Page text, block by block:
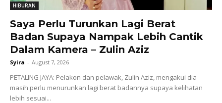
HIBURAN
Saya Perlu Turunkan Lagi Berat
Badan Supaya Nampak Lebih Cantik
Dalam Kamera – Zulin Aziz
Syira - August 7, 2026
PETALING JAYA: Pelakon dan pelawak, Zulin Aziz, mengakui dia
masih perlu menurunkan lagi berat badannya supaya kelihatan
lebih sesuai...